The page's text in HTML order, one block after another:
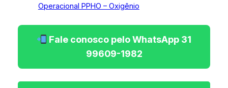
Operacional PPHO – Oxigênio
Fale conosco pelo WhatsApp 31
99609-1982